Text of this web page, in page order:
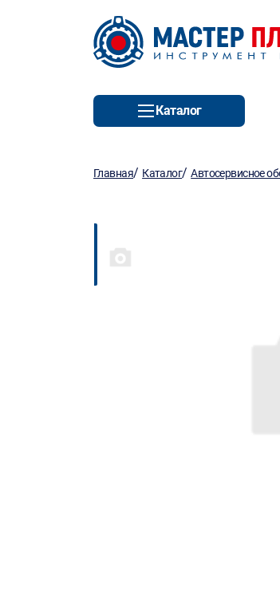
Каталог
Главная/ Каталог/Автосервисное